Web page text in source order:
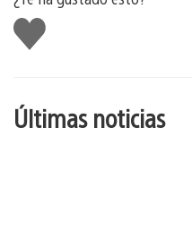
Me
gusta
Últimas noticias